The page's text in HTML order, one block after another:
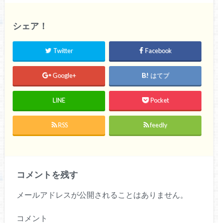
シェア！
Twitter Facebook
Google+ はてブ
LINE Pocket
RSS feedly
コメントを残す
メールアドレスが公開されることはありません。
コメント